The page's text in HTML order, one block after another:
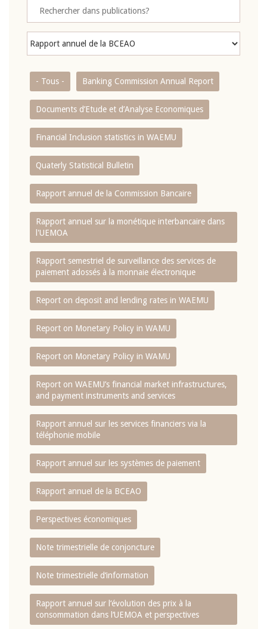
- Tous - Banking Commission Annual Report
Documents d’Etude et d’Analyse Economiques
Financial Inclusion statistics in WAEMU
Quaterly Statistical Bulletin
Rapport annuel de la Commission Bancaire
Rapport annuel sur la monétique interbancaire dans
l'UEMOA
Rapport semestriel de surveillance des services de
paiement adossés à la monnaie électronique
Report on deposit and lending rates in WAEMU
Report on Monetary Policy in WAMU
Report on Monetary Policy in WAMU
Report on WAEMU’s financial market infrastructures,
and payment instruments and services
Rapport annuel sur les services financiers via la
téléphonie mobile
Rapport annuel sur les systèmes de paiement
Rapport annuel de la BCEAO
Perspectives économiques
Note trimestrielle de conjoncture
Note trimestrielle d‘information
Rapport annuel sur l‘évolution des prix à la
consommation dans l‘UEMOA et perspectives